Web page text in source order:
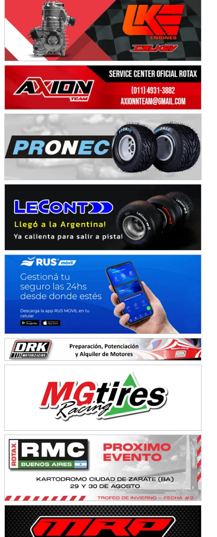
Ciudad de Trenque Lauquen (Asfalto)
Trenque Lauquen (Buenos Aires)
ENTRERRIANO - F6 (POSTERGADA)
Parque de la Velocidad (Asfalto)
Villaguay (Entre Ríos)
VICTORIENSE - F7
Victoria (Entre Ríos)
PATAGONICO - F6
Moto Club Reginense (Tierra)
Gral. E. Godoy (Río Negro)
Humboldt (Santa Fe)
NORESTE SANTAFESINO - F6
Ciudad de Avellaneda (Asfalto)
Avellaneda (Santa Fe)
SUR SANTAFESINO - F4
José Samuel Sánchez (Tierra)
Rufino (Santa Fe)
TUCUMANO - F5
Juan Navarro (Asfalto)
El Timbó (Tucumán)